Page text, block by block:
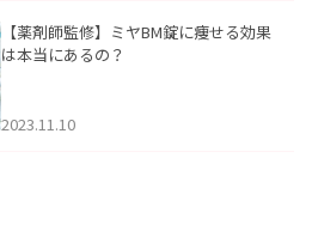
【薬剤師監修】ミヤBM錠に痩せる効果
は本当にあるの？
2023.11.10